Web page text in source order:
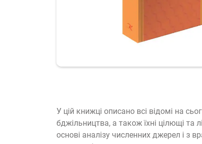
У цій книжці описано всі відомі на
бджільництва, а також їхні цілющі та
основі аналізу численних джерел і з